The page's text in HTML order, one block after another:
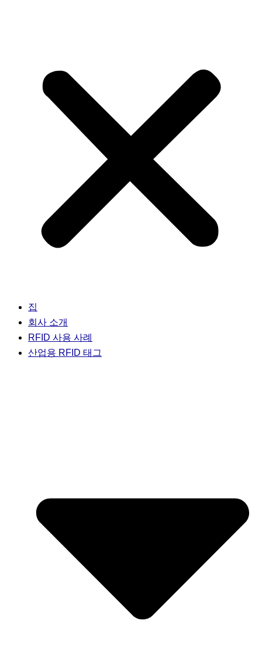
집
회사 소개
RFID 사용 사례
산업용 RFID 태그